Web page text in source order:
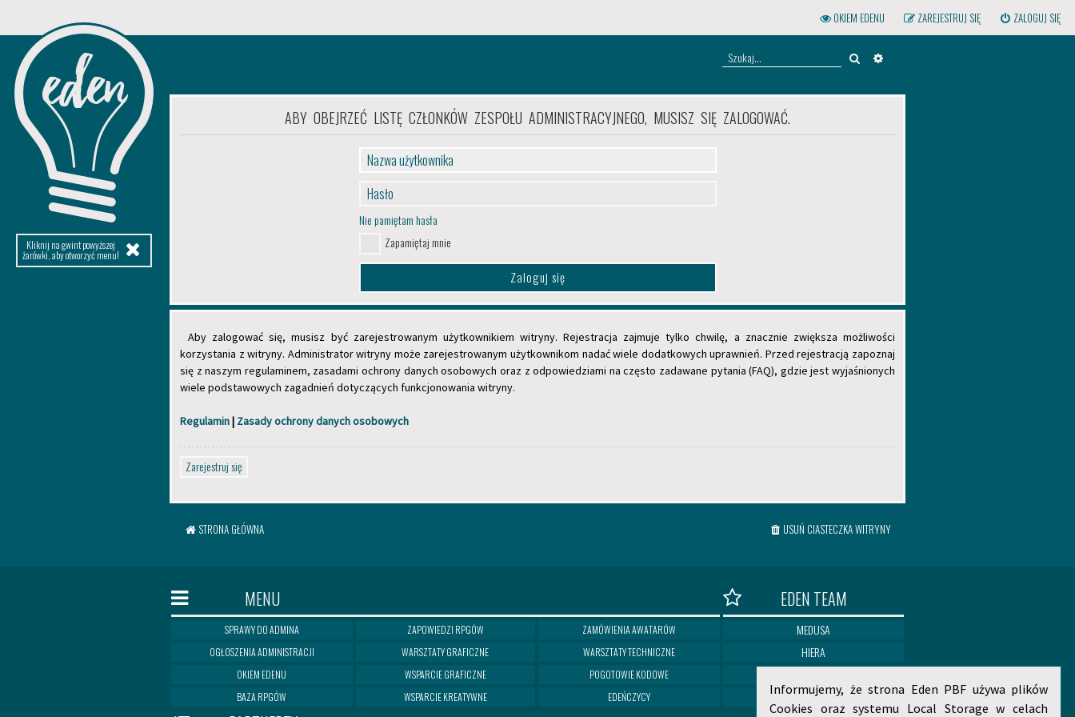
Informujemy, że strona Eden PBF używa plików
Cookies oraz systemu Local Storage w celach
Kliknij na gwint powyższej
żarówki, aby otworzyć menu!
ZALOGUJ SIĘ
ZAREJESTRUJ SIĘ
OKIEM EDENU
Szukaj
ABY OBEJRZEĆ LISTĘ CZŁONKÓW ZESPOŁU ADMINISTRACYJNEGO, MUSISZ SIĘ ZALOGOWAĆ.
Nie pamiętam hasła
Zapamiętaj mnie
Aby zalogować się, musisz być zarejestrowanym użytkownikiem witryny. Rejestracja zajmuje tylko chwilę, a znacznie zwiększa możliwości
korzystania z witryny. Administrator witryny może zarejestrowanym użytkownikom nadać wiele dodatkowych uprawnień. Przed rejestracją zapoznaj
się z naszym regulaminem, zasadami ochrony danych osobowych oraz z odpowiedziami na często zadawane pytania (FAQ), gdzie jest wyjaśnionych
wiele podstawowych zagadnień dotyczących funkcjonowania witryny.
Regulamin| Zasady ochrony danych osobowych
Zarejestruj się
STRONA GŁÓWNA USUŃ CIASTECZKA WITRYNY
MENU
SPRAWY DO ADMINA
OGŁOSZENIA ADMINISTRACJI
OKIEM EDENU
BAZA RPGÓW
ZAPOWIEDZI RPGÓW
WARSZTATY GRAFICZNE
WSPARCIE GRAFICZNE
WSPARCIE KREATYWNE
ZAMÓWIENIA AWATARÓW
WARSZTATY TECHNICZNE
POGOTOWIE KODOWE
EDEŃCZYCY
EDEN TEAM
MEDUSA
HIERA
NORITOSHI